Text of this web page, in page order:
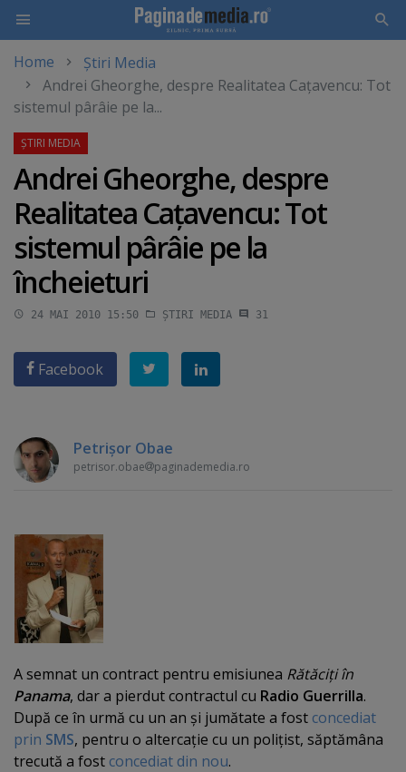
main
content
Home
Știri Media
Andrei Gheorghe, despre Realitatea Caţavencu: Tot
sistemul pârâie pe la...
Andrei Gheorghe, despre
Realitatea Caţavencu: Tot
sistemul pârâie pe la
încheieturi
24 MAI 2010 15:50 ȘTIRI MEDIA 31
Facebook
Petrişor Obae
petrisor.obae paginademedia.ro
A semnat un contract pentru emisiunea Rătăciţi în
Panama, dar a pierdut contractul cu Radio Guerrilla.
După ce în urmă cu un an şi jumătate a fost concediat
prin SMS, pentru o altercaţie cu un poliţist, săptămâna
trecută a fost concediat din nou.